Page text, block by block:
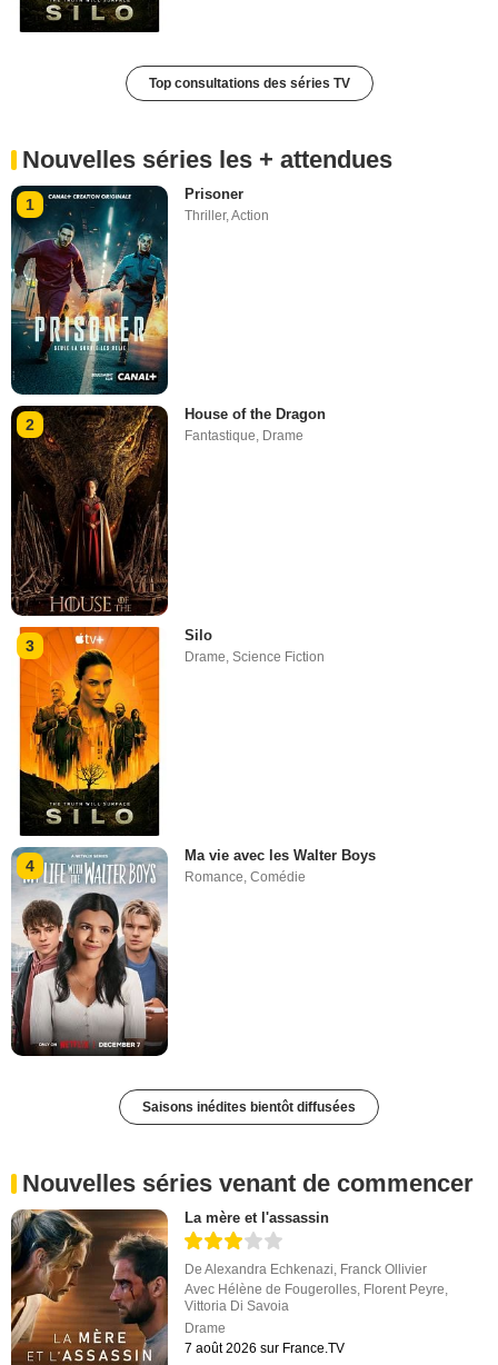
Top consultations des séries TV
Nouvelles séries les + attendues
1
Prisoner
Thriller,Action
2
House of the Dragon
Fantastique, Drame
3
Silo
Drame ,Science Fiction
4
Ma vie avec les Walter Boys
Romance,Comédie
Saisons inédites bientôt diffusées
Nouvelles séries venant de commencer
La mère et l'assassin
DeAlexandra Echkenazi, Franck Ollivier
Avec Hélène de Fougerolles, Florent Peyre,
Vittoria Di Savoia
Drame
7 août 2026 sur France.TV